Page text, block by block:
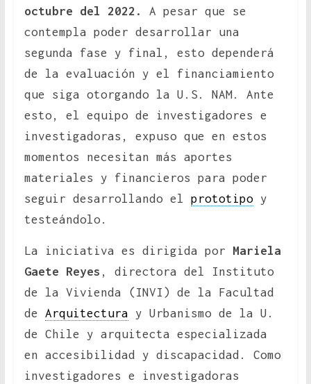
octubre del 2022. A pesar que se
contempla poder desarrollar una
segunda fase y final, esto dependerá
de la evaluación y el financiamiento
que siga otorgando la U.S. NAM. Ante
esto, el equipo de investigadores e
investigadoras, expuso que en estos
momentos necesitan más aportes
materiales y financieros para poder
seguir desarrollando el prototipoy
testeándolo.
La iniciativa es dirigida por Mariela
Gaete Reyes , directora del Instituto
de la Vivienda (INVI) de la Facultad
de Arquitectura y Urbanismo de la U.
de Chile y arquitecta especializada
en accesibilidad y discapacidad.
Como
investigadores e investigadoras